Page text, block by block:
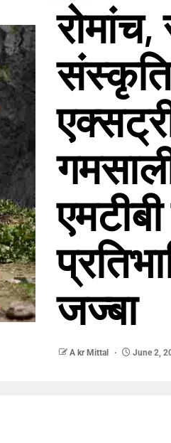
संस्कृति
जज्बा
A kr Mittal June 2,